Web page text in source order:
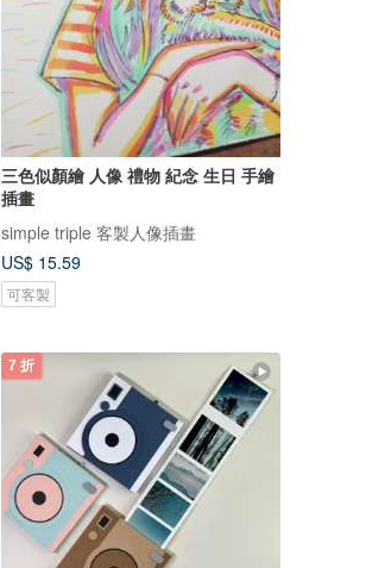
三色似顏繪 人像 禮物 紀念 生日 手繪
插畫
simple triple 客製人像插畫
US$ 15.59
可客製
7 折